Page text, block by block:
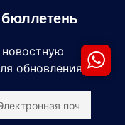
обновления.